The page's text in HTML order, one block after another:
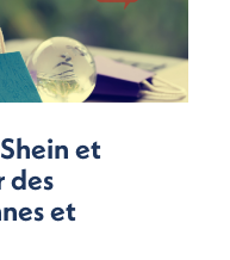
et
des
et